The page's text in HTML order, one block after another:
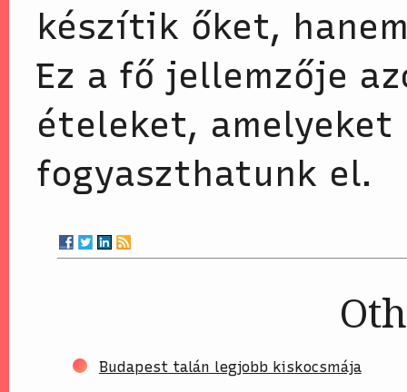
készítik őket,
Ez a fő jellemzője
ételeket, amelyeket
fogyaszthatunk el.
Budapest talán legjobb kiskocsmája